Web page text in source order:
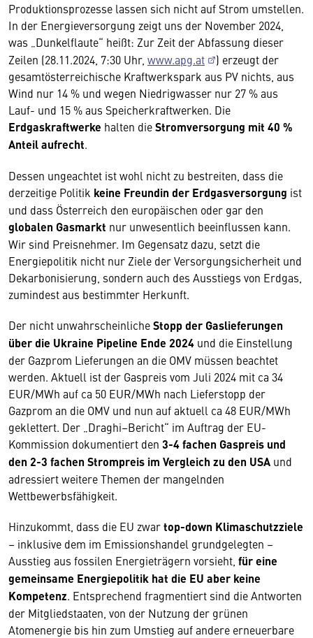
Produktionsprozesse lassen sich nicht auf Strom umstellen.
In der Energieversorgung zeigt uns der November 2024,
was „Dunkelflaute“ heißt: Zur Zeit der Abfassung dieser
Zeilen (28.11.2024, 7:30 Uhr, www.apg.at
) erzeugt der
gesamtösterreichische Kraftwerkspark aus PV nichts, aus
Wind nur 14 % und wegen Niedrigwasser nur 27 % aus
Lauf- und 15 % aus Speicherkraftwerken. Die
Erdgaskraftwerke halten dieStromversorgung mit 40 %
Anteil aufrecht.
Dessen ungeachtet ist wohl nicht zu bestreiten, dass die
derzeitige Politik keine Freundin der Erdgasversorgung ist
und dass Österreich den europäischen oder gar den
globalen Gasmarkt nur unwesentlich beeinflussen kann.
Wir sind Preisnehmer. Im Gegensatz dazu, setzt die
Energiepolitik nicht nur Ziele der Versorgungsicherheit und
Dekarbonisierung, sondern auch des Ausstiegs von Erdgas,
zumindest aus bestimmter Herkunft.
Der nicht unwahrscheinlicheStopp der Gaslieferungen
über die Ukraine Pipeline Ende 2024 und die Einstellung
der Gazprom Lieferungen an die OMV müssen beachtet
werden. Aktuell ist der Gaspreis vom Juli 2024 mit ca 34
EUR/MWh auf ca 50 EUR/MWh nach Lieferstopp der
Gazprom an die OMV und nun auf aktuell ca 48 EUR/MWh
geklettert. Der „Draghi–Bericht“ im Auftrag der EU-
Kommission dokumentiert den 3-4 fachen Gaspreis und
den 2-3 fachen Strompreis im Vergleich zu den USA und
adressiert weitere Themen der mangelnden
Wettbewerbsfähigkeit.
Hinzukommt, dass die EU zwartop-down Klimaschutzziele
– inklusive dem im Emissionshandel grundgelegten –
Ausstieg aus fossilen Energieträgern vorsieht, für eine
gemeinsame Energiepolitik hat die EU aber keine
Kompetenz. Entsprechend fragmentiert sind die Antworten
der Mitgliedstaaten, von der Nutzung der grünen
Atomenergie bis hin zum Umstieg auf andere erneuerbare